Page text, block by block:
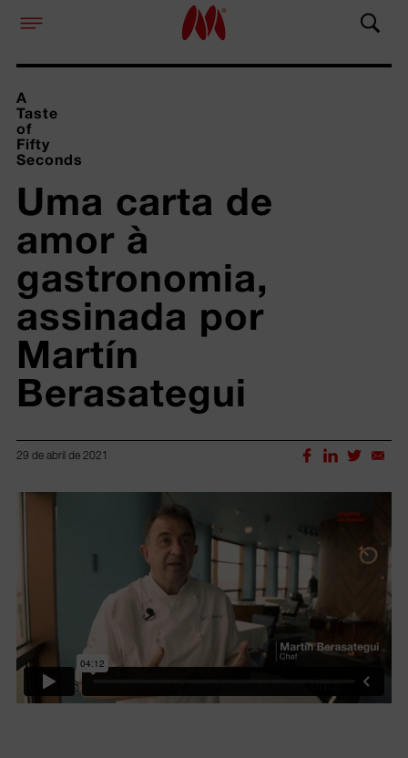
A
Taste
of
Fifty
Seconds
Uma carta de
amor à
gastronomia,
assinada por
Martín
Berasategui
29 de abril de 2021
Lorem ipsum dolor sit amet, consectetur adipiscing elit.